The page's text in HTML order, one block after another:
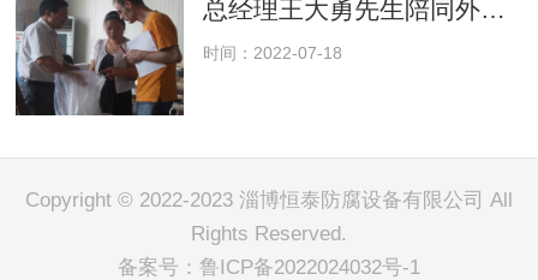
总经理王大勇先生陪同外企客户考察公司
时间：2022-07-18
Copyright © 2022-2023 淄博恒泰防腐设备有限公司 All
Rights Reserved.
备案号： 鲁ICP备2022024032号-1